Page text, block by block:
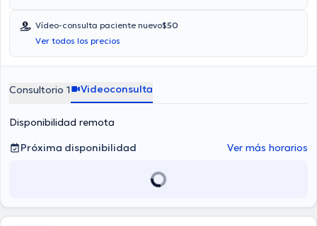
Vídeo-consulta paciente nuevo$50
Ver todos los precios
Consultorio 1 Videoconsulta
Disponibilidad remota
Próxima disponibilidad
Ver más horarios